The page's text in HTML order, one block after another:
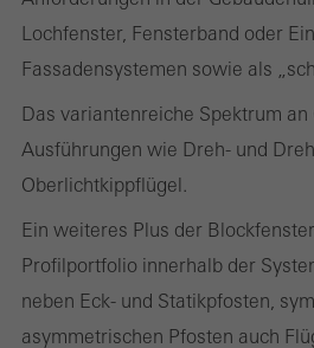
Lochfenster, Fensterband oder
Fassadensystemen sowie als
Das variantenreiche Spektrum
Ausführungen wie Dreh- und
Oberlichtkippflügel.
Ein weiteres Plus der
Profilportfolio innerhalb der
neben Eck- und Statikpfosten,
asymmetrischen Pfosten auch
Diese Cookies werden zu statistischen
Nutzung der Webseite zu analysieren
beispielsweise durch Auswertung von
Kampagnen, zu optimieren. Diese